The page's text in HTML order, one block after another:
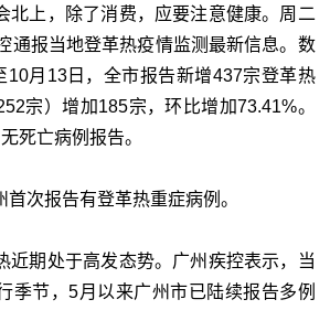
北上，除了消费，应要注意健康。周二
通报当地登革热疫情监测最新信息。数
10月13日，全市报告新增437宗登革热
宗）增加185宗，环比增加73.41%。
死亡病例报告。
次报告有登革热重症病例。
近期处于高发态势。广州疾控表示，当
季节，5月以来广州市已陆续报告多例